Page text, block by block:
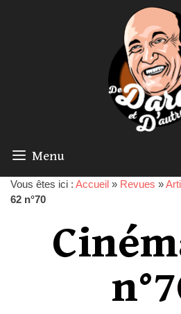
Menu
Vous êtes ici : Accueil » Revues »
62 n°70